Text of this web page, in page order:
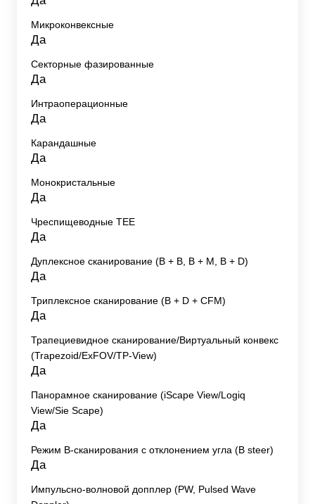
Микроконвексные
Да
Секторные фазированные
Да
Интраоперационные
Да
Карандашные
Да
Монокристальные
Да
Чреспищеводные TEE
Да
Дуплексное сканирование (В + В, В + М, В + D)
Да
Триплексное сканирование (В + D + CFM)
Да
Трапециевидное сканирование/Виртуальный конвекс
(Trapezoid/ExFOV/TP-View)
Да
Панорамное сканирование (iScape View/Logiq
View/Sie Scape)
Да
Режим B-сканирования с отклонением угла (B steer)
Да
Импульсно-волновой допплер (PW, Pulsed Wave